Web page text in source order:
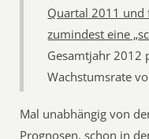
Quartal 2011 und
zumindest eine
Gesamtjahr 2012
Wachstumsrate
Mal unabhängig von
Prognosen, schon in